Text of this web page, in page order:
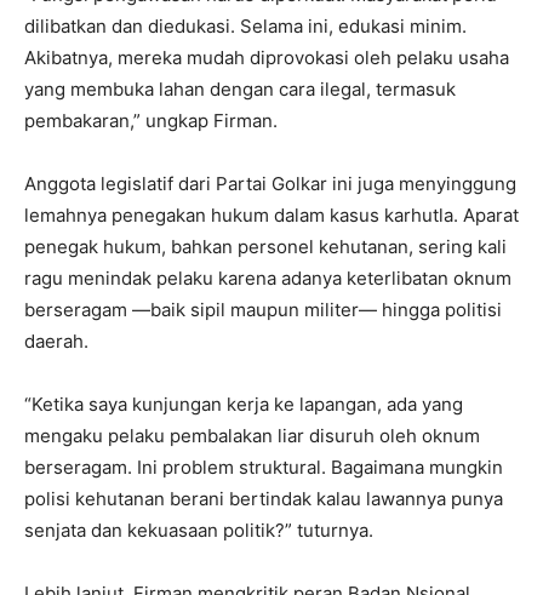
dilibatkan dan diedukasi. Selama ini, edukasi minim.
Akibatnya, mereka mudah diprovokasi oleh pelaku usaha
yang membuka lahan dengan cara ilegal, termasuk
pembakaran,” ungkap Firman.
Anggota legislatif dari Partai Golkar ini juga menyinggung
lemahnya penegakan hukum dalam kasus karhutla. Aparat
penegak hukum, bahkan personel kehutanan, sering kali
ragu menindak pelaku karena adanya keterlibatan oknum
berseragam —baik sipil maupun militer— hingga politisi
daerah.
“Ketika saya kunjungan kerja ke lapangan, ada yang
mengaku pelaku pembalakan liar disuruh oleh oknum
berseragam. Ini problem struktural. Bagaimana mungkin
polisi kehutanan berani bertindak kalau lawannya punya
senjata dan kekuasaan politik?” tuturnya.